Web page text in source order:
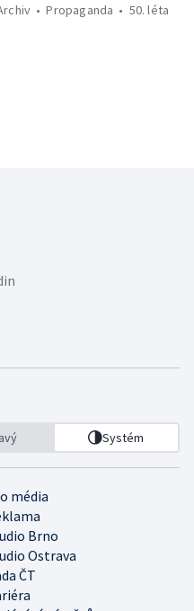
Propaganda 50. léta
Systém
média
Brno
Ostrava
ČT